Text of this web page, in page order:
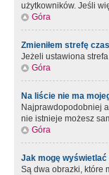
użytkowników. Jeśli
Góra
Zmieniłem strefę
Jeżeli ustawiona
Góra
Na liście nie ma
Najprawdopodobniej
nie istnieje możesz
Góra
Jak mogę wyświetlać
Są dwa obrazki, które